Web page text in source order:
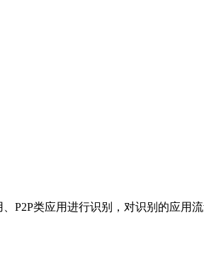
P2P类应用进行识别，对识别的应用